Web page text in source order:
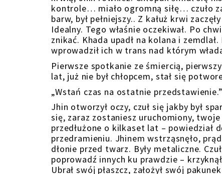
kontrole… miało ogromną siłę… czuło
barw, był pełniejszy.. Z kałuż krwi
Idealny. Tego właśnie oczekiwał. Po
znikać. Khada upadł na kolana i
wprowadził ich w trans nad którym
Pierwsze spotkanie ze śmiercią,
lat, już nie był chłopcem, stał się
„Wstań czas na ostatnie przedstawienie.”
Jhin otworzył oczy, czuł się jakby był
się, zaraz zostaniesz uruchomiony,
przedłużone o kilkaset lat – powiedział
przedramieniu. Jhinem wstrząsnęło,
dłonie przed twarz. Były metaliczne.
poprowadź innych ku prawdzie –
Ubrał swój płaszcz, założył swój